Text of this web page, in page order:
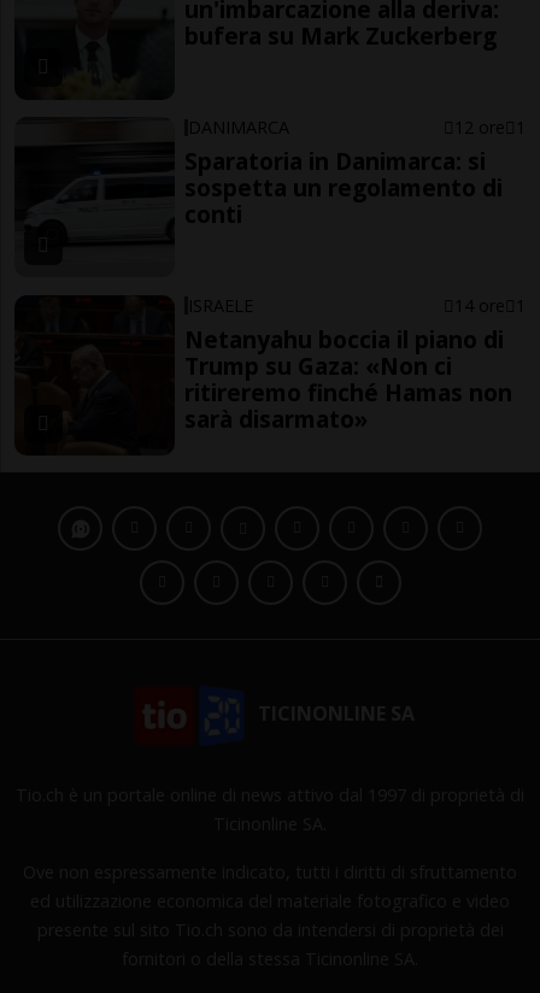
un'imbarcazione alla deriva:
bufera su Mark Zuckerberg
DANIMARCA 12 ore 1
Sparatoria in Danimarca: si
sospetta un regolamento di
conti
ISRAELE 14 ore 1
Netanyahu boccia il piano di
Trump su Gaza: «Non ci
ritireremo finché Hamas non
sarà disarmato»